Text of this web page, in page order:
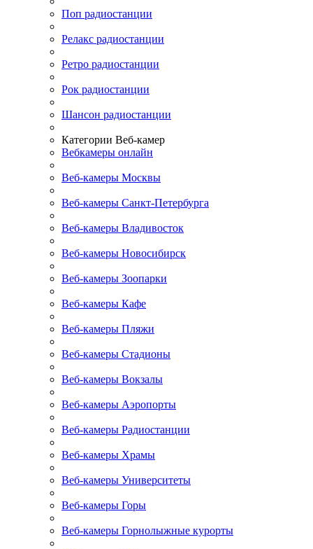
Поп радиостанции
Релакс радиостанции
Ретро радиостанции
Рок радиостанции
Шансон радиостанции
Категории Веб-камер
Вебкамеры онлайн
Веб-камеры Москвы
Веб-камеры Санкт-Петербурга
Веб-камеры Владивосток
Веб-камеры Новосибирск
Веб-камеры Зоопарки
Веб-камеры Кафе
Веб-камеры Пляжи
Веб-камеры Стадионы
Веб-камеры Вокзалы
Веб-камеры Аэропорты
Веб-камеры Радиостанции
Веб-камеры Храмы
Веб-камеры Университеты
Веб-камеры Горы
Веб-камеры Горнолыжные курорты